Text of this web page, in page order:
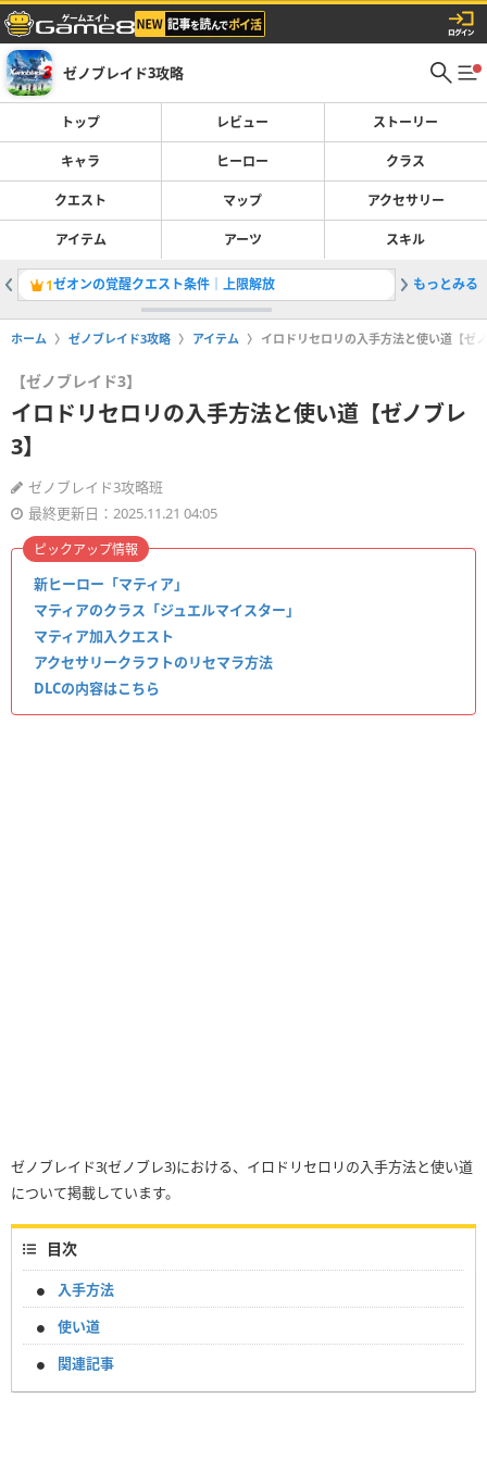
ゼノブレイド3攻略
トップ レビュー ストーリー
キャラ ヒーロー クラス
クエスト マップ アクセサリー
アイテム アーツ スキル
1ゼオンの覚醒クエスト条件｜上限解放 2サイド
もっとみる
ホーム ゼノブレイド3攻略 アイテム イロドリセロリの入手方法と使い道【ゼ
【ゼノブレイド3】
イロドリセロリの入手方法と使い道【ゼノブレ
3】
ゼノブレイド3攻略班
最終更新日：2025.11.21 04:05
新ヒーロー「マティア」
マティアのクラス「ジュエルマイスター」
マティア加入クエスト
アクセサリークラフトのリセマラ方法
DLCの内容はこちら
ピックアップ情報
ゼノブレイド3(ゼノブレ3)における、イロドリセロリの入手方法と使い道
について掲載しています。
目次
入手方法
使い道
関連記事